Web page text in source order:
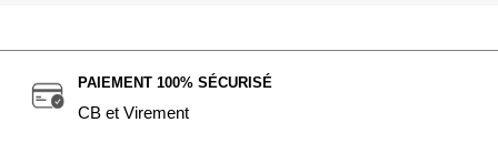
PAIEMENT 100% SÉCURISÉ
CB et Virement